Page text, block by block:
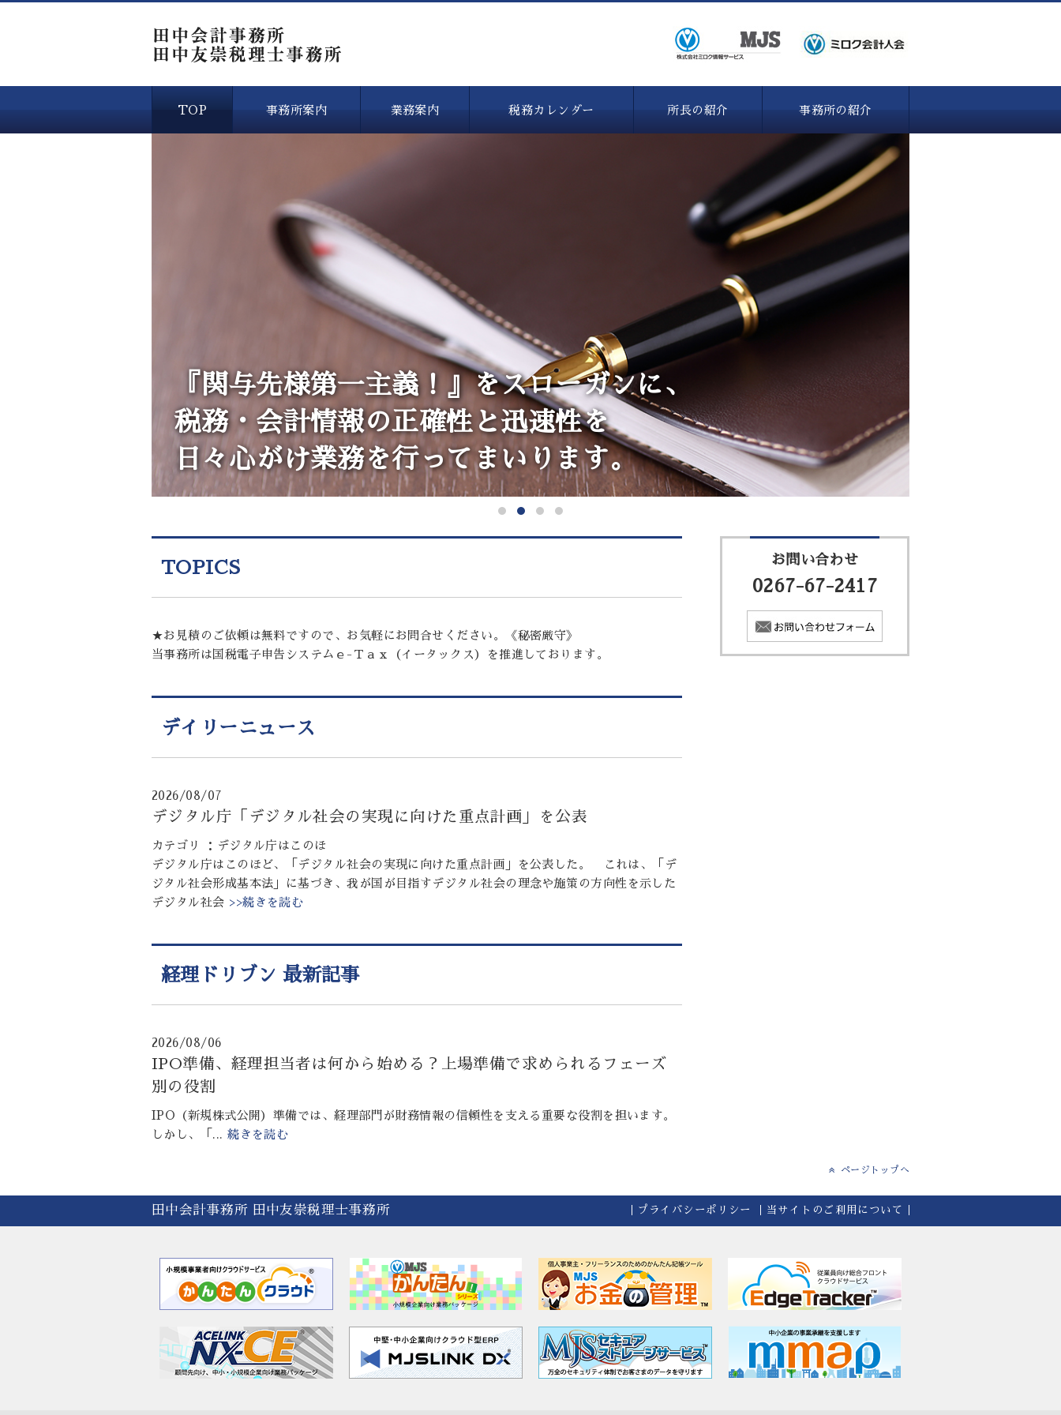
TOP 事務所案内 業務案内 税務カレンダー 所長の紹介 事務所の紹介
『関与先様第一主義！』をスローガンに、
税務・会計情報の正確性と迅速性を
日々心がけ業務を行ってまいります。
TOPICS
★お見積のご依頼は無料ですので、お気軽にお問合せください。《秘密厳守》
当事務所は国税電子申告システムｅ-Ｔａｘ（イータックス）を推進しております。
デイリーニュース
2026/08/07
デジタル庁「デジタル社会の実現に向けた重点計画」を公表
カテゴリ ：デジタル庁はこのほ
デジタル庁はこのほど、「デジタル社会の実現に向けた重点計画」を公表した。 これは、「デ
ジタル社会形成基本法」に基づき、我が国が目指すデジタル社会の理念や施策の方向性を示した
デジタル社会 >>続きを読む
経理ドリブン 最新記事
2026/08/06
IPO準備、経理担当者は何から始める？上場準備で求められるフェーズ
別の役割
IPO（新規株式公開）準備では、経理部門が財務情報の信頼性を支える重要な役割を担います。
しかし、「...
続きを読む
お問い合わせ
0267-67-2417
ページトップへ
田中会計事務所 田中友崇税理士事務所 プライバシーポリシー 当サイトのご利用について